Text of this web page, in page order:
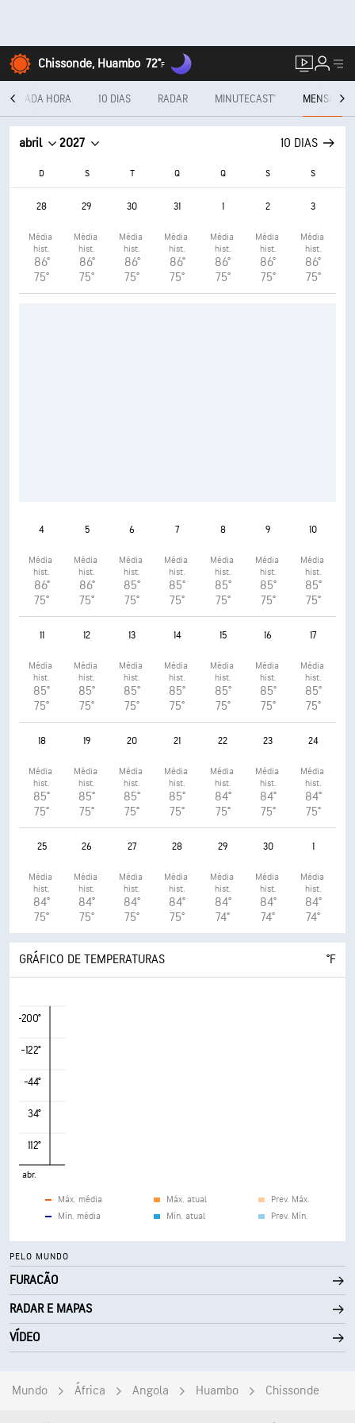
Chissonde, Huambo 72°F
A CADA HORA 10 DIAS RADAR MINUTECAST® MENSAL
abril 2027 10 DIAS
D S T Q Q S S
28
Média
hist.
86°
75°
29
Média
hist.
86°
75°
30
Média
hist.
86°
75°
31
Média
hist.
86°
75°
1
Média
hist.
86°
75°
2
Média
hist.
86°
75°
3
Média
hist.
86°
75°
4
Média
hist.
86°
75°
5
Média
hist.
86°
75°
6
Média
hist.
85°
75°
7
Média
hist.
85°
75°
8
Média
hist.
85°
75°
9
Média
hist.
85°
75°
10
Média
hist.
85°
75°
11
Média
hist.
85°
75°
12
Média
hist.
85°
75°
13
Média
hist.
85°
75°
14
Média
hist.
85°
75°
15
Média
hist.
85°
75°
16
Média
hist.
85°
75°
17
Média
hist.
85°
75°
18
Média
hist.
85°
75°
19
Média
hist.
85°
75°
20
Média
hist.
85°
75°
21
Média
hist.
85°
75°
22
Média
hist.
84°
75°
23
Média
hist.
84°
75°
24
Média
hist.
84°
75°
25
Média
hist.
84°
75°
26
Média
hist.
84°
75°
27
Média
hist.
84°
75°
28
Média
hist.
84°
75°
29
Média
hist.
84°
74°
30
Média
hist.
84°
74°
1
Média
hist.
84°
74°
GRÁFICO DE TEMPERATURAS °F
-200°
-122°
-44°
34°
112°
abr.
Máx. média
Mín. média
Máx. atual
Mín. atual
Prev. Máx.
Prev. Mín.
PELO MUNDO
FURACÃO
RADAR E MAPAS
VÍDEO
Mundo África Angola Huambo Chissonde